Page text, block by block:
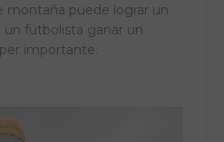
montaña puede lograr un
un futbolista ganar un
importante.